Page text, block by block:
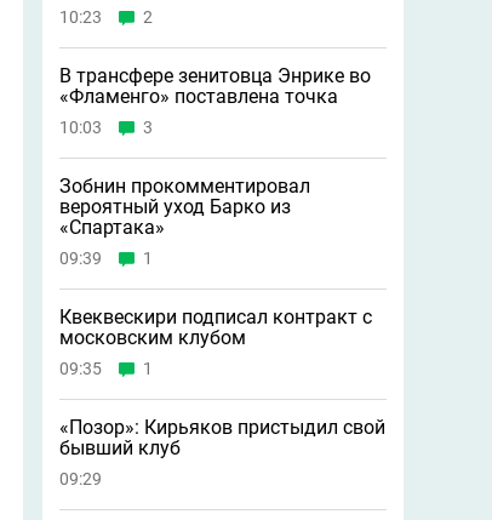
10:23 2
В трансфере зенитовца Энрике во
«Фламенго» поставлена точка
10:03 3
Зобнин прокомментировал
вероятный уход Барко из
«Спартака»
09:39 1
Квеквескири подписал контракт с
московским клубом
09:35 1
«Позор»: Кирьяков пристыдил свой
бывший клуб
09:29